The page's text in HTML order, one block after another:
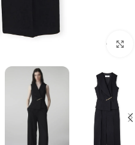
برای بزرگنمایی کلیک کنید